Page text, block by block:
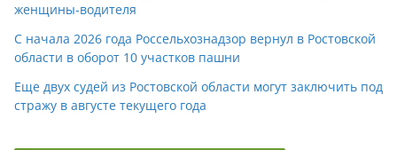
женщины-водителя
С начала 2026 года Россельхознадзор вернул в Ростовской
области в оборот 10 участков пашни
Еще двух судей из Ростовской области могут заключить под
стражу в августе текущего года